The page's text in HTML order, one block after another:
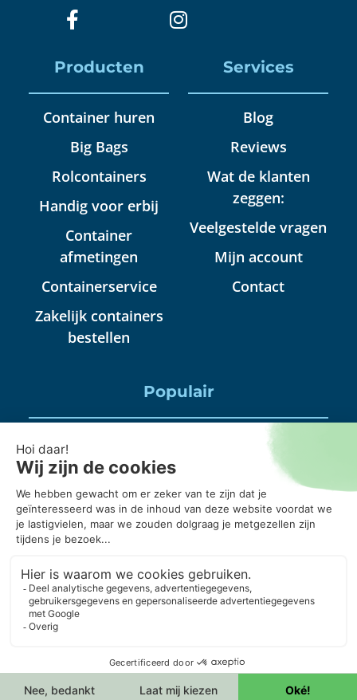
Producten
Container huren
Big Bags
Rolcontainers
Handig voor erbij
Container
afmetingen
Containerservice
Zakelijk containers
bestellen
Services
Blog
Reviews
Wat de klanten
zeggen:
Veelgestelde vragen
Mijn account
Contact
Populair
Huisraad container huren
Puinbak huren, mag daar alles in?
20 kuub container, wanneer gebruik je die?
KVK: 65583264
Algemene voorwaarden
Acceptatie voorwaarden
Privacyverklaring
Cookieverklaring
Cookievoorkeuren